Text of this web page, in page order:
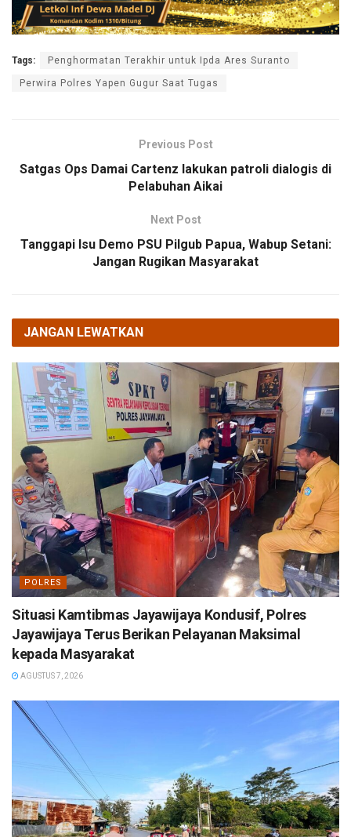
Tags: Penghormatan Terakhir untuk Ipda Ares Suranto
Perwira Polres Yapen Gugur Saat Tugas
Previous Post
Satgas Ops Damai Cartenz lakukan patroli dialogis di
Pelabuhan Aikai
Next Post
Tanggapi Isu Demo PSU Pilgub Papua, Wabup Setani:
Jangan Rugikan Masyarakat
JANGAN LEWATKAN
POLRES
Situasi Kamtibmas Jayawijaya Kondusif, Polres
Jayawijaya Terus Berikan Pelayanan Maksimal
kepada Masyarakat
AGUSTUS 7, 2026